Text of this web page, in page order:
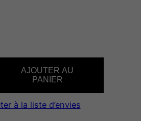
AJOUTER AU
PANIER
à la liste d’envies